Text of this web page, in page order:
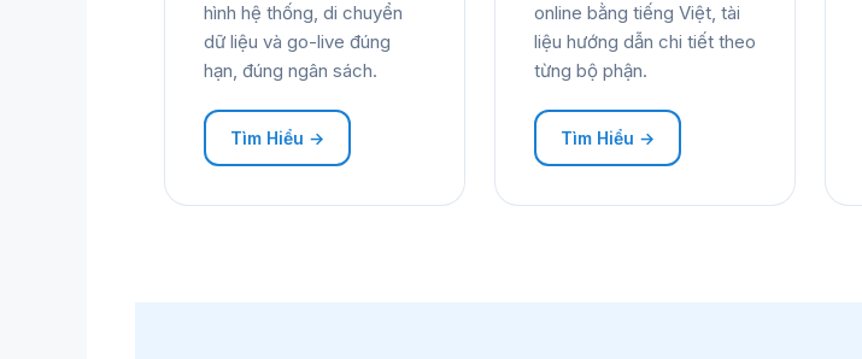
hình hệ thống, di chuyển
dữ liệu và go-live đúng
hạn, đúng ngân sách.
Tìm Hiểu →
online bằng tiếng Việt, tài
liệu hướng dẫn chi tiết theo
từng bộ phận.
Tìm Hiểu →